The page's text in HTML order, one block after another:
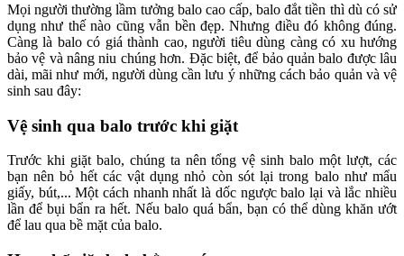
Mọi người thường lầm tưởng balo cao cấp, balo đắt tiền thì dù có sử
dụng như thế nào cũng vẫn bền đẹp. Nhưng điều đó không đúng.
Càng là balo có giá thành cao, người tiêu dùng càng có xu hướng
bảo vệ và nâng niu chúng hơn. Đặc biệt, để bảo quản balo được lâu
dài, mãi như mới, người dùng cần lưu ý những cách bảo quản và vệ
sinh sau đây:
Vệ sinh qua balo trước khi giặt
Trước khi giặt balo, chúng ta nên tổng vệ sinh balo một lượt, các
bạn nên bỏ hết các vật dụng nhỏ còn sót lại trong balo như mẩu
giấy, bút,... Một cách nhanh nhất là dốc ngược balo lại và lắc nhiều
lần để bụi bẩn ra hết. Nếu balo quá bẩn, bạn có thể dùng khăn ướt
để lau qua bề mặt của balo.